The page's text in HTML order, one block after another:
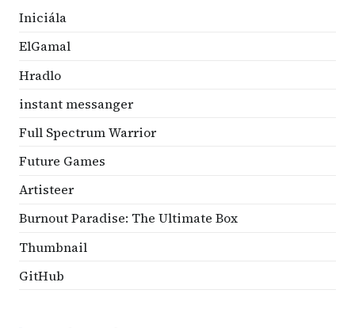
Iniciála
ElGamal
Hradlo
instant messanger
Full Spectrum Warrior
Future Games
Artisteer
Burnout Paradise: The Ultimate Box
Thumbnail
GitHub